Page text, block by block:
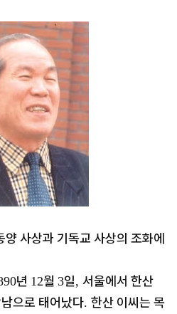
양 사상과 기독교 사상의 조화에
년 12월 3일, 서울에서 한산
으로 태어났다. 한산 이씨는 목